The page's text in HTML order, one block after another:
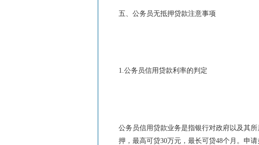
五、公务员无抵押贷款注意事项
1.公务员信用贷款利率的判定
公务员信用贷款业务是指银行对政府以及其
押，最高可贷30万元，最长可贷48个月。申